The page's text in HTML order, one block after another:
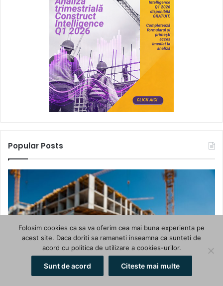
Popular Posts
Folosim cookies ca sa va oferim cea mai buna experienta pe
acest site. Daca doriti sa ramaneti inseamna ca sunteti de
acord cu politica de utilizare a cookies-urilor.
Sunt de acord Citeste mai multe